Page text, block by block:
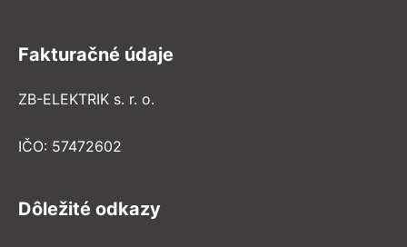
Fakturačné údaje
ZB-ELEKTRIK s. r. o.
IČO: 57472602
Dôležité odkazy